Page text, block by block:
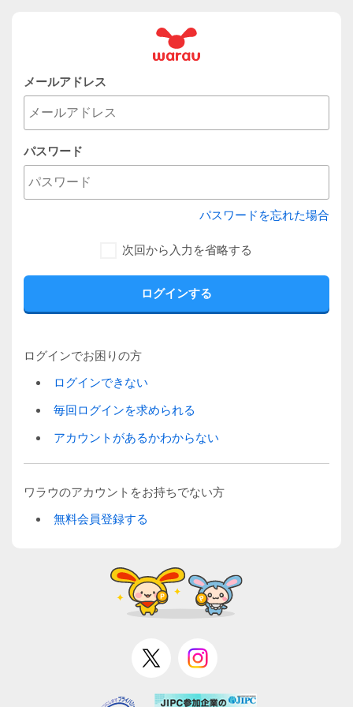
メールアドレス
パスワード
パスワードを忘れた場合
次回から入力を省略する
ログインでお困りの方
ログインできない
毎回ログインを求められる
アカウントがあるかわからない
ワラウのアカウントをお持ちでない方
無料会員登録する